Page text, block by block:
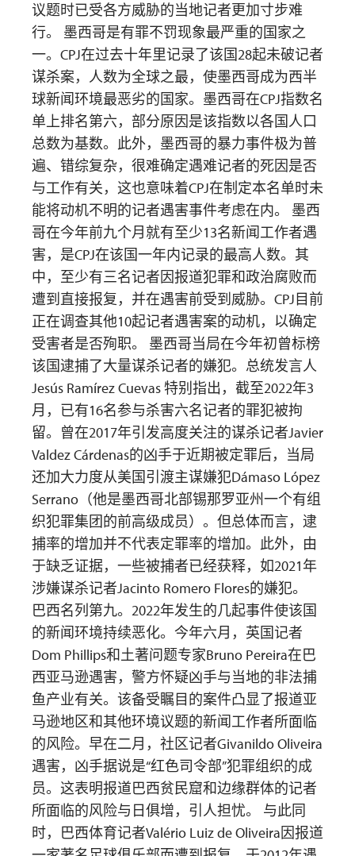
议题时已受各方威胁的当地记者更加寸步难
行。 墨西哥是有罪不罚现象最严重的国家之
一。CPJ在过去十年里记录了该国28起未破记者
谋杀案，人数为全球之最，使墨西哥成为西半
球新闻环境最恶劣的国家。墨西哥在CPJ指数名
单上排名第六，部分原因是该指数以各国人口
总数为基数。此外，墨西哥的暴力事件极为普
遍、错综复杂，很难确定遇难记者的死因是否
与工作有关，这也意味着CPJ在制定本名单时未
能将动机不明的记者遇害事件考虑在内。 墨西
哥在今年前九个月就有至少13名新闻工作者遇
害，是CPJ在该国一年内记录的最高人数。其
中，至少有三名记者因报道犯罪和政治腐败而
遭到直接报复，并在遇害前受到威胁。CPJ目前
正在调查其他10起记者遇害案的动机，以确定
受害者是否殉职。 墨西哥当局在今年初曾标榜
该国逮捕了大量谋杀记者的嫌犯。总统发言人
Jesús Ramírez Cuevas 特别指出，截至2022年3
月，已有16名参与杀害六名记者的罪犯被拘
留。曾在2017年引发高度关注的谋杀记者Javier
Valdez Cárdenas的凶手于近期被定罪后，当局
还加大力度从美国引渡主谋嫌犯Dámaso López
Serrano（他是墨西哥北部锡那罗亚州一个有组
织犯罪集团的前高级成员）。但总体而言，逮
捕率的增加并不代表定罪率的增加。此外，由
于缺乏证据，一些被捕者已经获释，如2021年
涉嫌谋杀记者Jacinto Romero Flores的嫌犯。
巴西名列第九。2022年发生的几起事件使该国
的新闻环境持续恶化。今年六月，英国记者
Dom Phillips和土著问题专家Bruno Pereira在巴
西亚马逊遇害，警方怀疑凶手与当地的非法捕
鱼产业有关。该备受瞩目的案件凸显了报道亚
马逊地区和其他环境议题的新闻工作者所面临
的风险。早在二月，社区记者Givanildo Oliveira
遇害，凶手据说是“红色司令部”犯罪组织的成
员。这表明报道巴西贫民窟和边缘群体的记者
所面临的风险与日俱增，引人担忧。 与此同
时，巴西体育记者Valério Luiz de Oliveira因报道